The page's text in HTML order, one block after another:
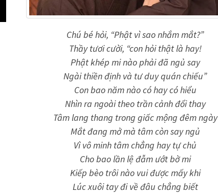
Chú bé hỏi, “Phật vì sao nhắm mắt?”
Thầy tươi cười, “con hỏi thật là hay!
Phật khép mi nào phải đã ngủ say
Ngài thiền định và tư duy quán chiếu”
Con bao năm nào có hay có hiểu
Nhìn ra ngoài theo trần cảnh đổi thay
Tâm lang thang trong giấc mộng đêm ngày
Mắt đang mở mà tâm còn say ngủ
Vì vô minh tâm chẳng hay tự chủ
Cho bao lần lệ đẫm ướt bờ mi
Kiếp bèo trôi nào vui được mấy khi
Lúc xuôi tay đi về đâu chẳng biết